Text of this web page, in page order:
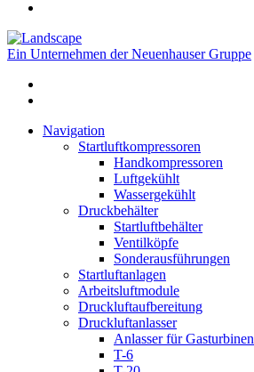
Ein Unternehmen der Neuenhauser Gruppe
Navigation
Startluftkompressoren
Handkompressoren
Luftgekühlt
Wassergekühlt
Druckbehälter
Startluftbehälter
Ventilköpfe
Sonderausführungen
Startluftanlagen
Arbeitsluftmodule
Druckluftaufbereitung
Druckluftanlasser
Anlasser für Gasturbinen
T-6